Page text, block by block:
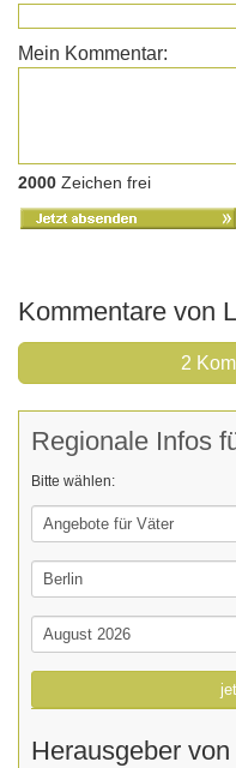
Mein Kommentar:
2000 Zeichen frei
Kommentare von
2
Regionale Infos
Bitte wählen:
Herausgeber